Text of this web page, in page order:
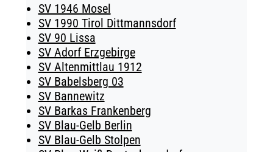
SV 1946 Mosel
SV 1990 Tirol Dittmannsdorf
SV 90 Lissa
SV Adorf Erzgebirge
SV Altenmittlau 1912
SV Babelsberg 03
SV Bannewitz
SV Barkas Frankenberg
SV Blau-Gelb Berlin
SV Blau-Gelb Stolpen